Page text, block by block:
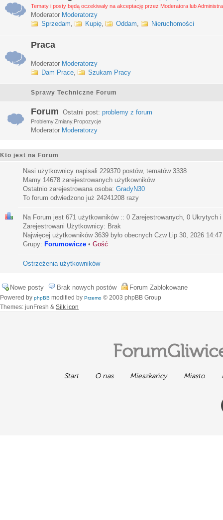
Tematy i posty będą oczekiwały na akceptację przez Moderatora lub
Moderator Moderatorzy
Sprzedam, Kupię, Oddam, Nieruchomości
Praca
Moderator Moderatorzy
Dam Prace, Szukam Pracy
Sprawy Techniczne Forum
Forum Ostatni post: problemy z forum
Problemy,Zmiany,Propozycje
Moderator Moderatorzy
Kto jest na Forum
Nasi użytkownicy napisali 229370 postów, tematów 3338
Mamy 14678 zarejestrowanych użytkowników
Ostatnio zarejestrowana osoba: GradyN30
To forum odwiedzono już 24241208 razy
Na Forum jest 671 użytkowników :: 0 Zarejestrowanych, 0 Ukrytych
Zarejestrowani Użytkownicy: Brak
Najwięcej użytkowników 3639 było obecnych Czw Lip 30, 2026 14:47
Grupy: Forumowicze • Gość
Ostrzeżenia użytkowników
Nowe posty Brak nowych postów Forum Zablokowane
Powered by phpBB modified by Przemo © 2003 phpBB Group
Themes: junFresh & Silk icon
Start O nas Mieszkańcy Miasto